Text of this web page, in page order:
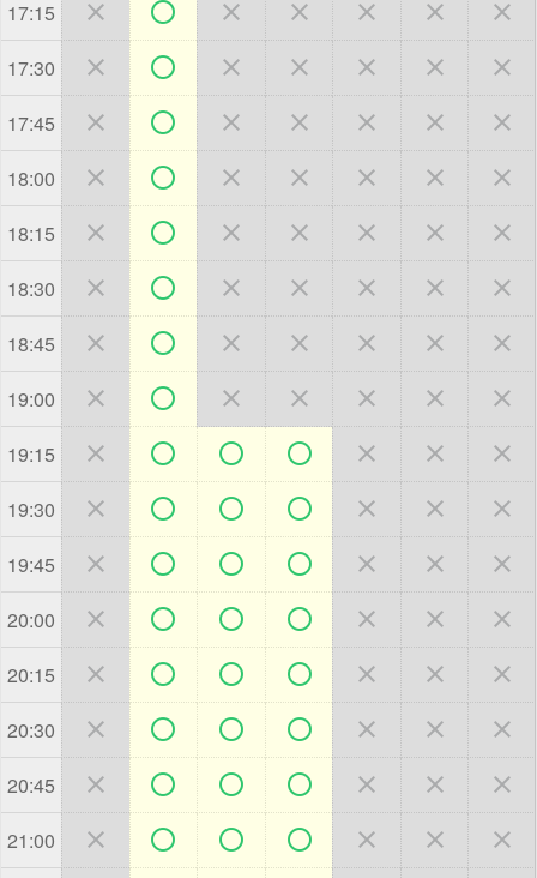
17:15       
17:30       
17:45       
18:00       
18:15       
18:30       
18:45       
19:00       
19:15       
19:30       
19:45       
20:00       
20:15       
20:30       
20:45       
21:00       